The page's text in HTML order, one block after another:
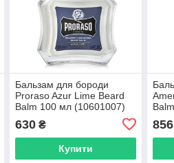
Бальзам для бороди
Proraso Azur Lime Beard
Balm 100 мл (10601007)
630₴
Купити
856